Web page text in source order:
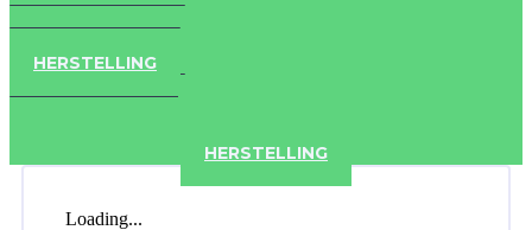
HERSTELLING
HERSTELLING
Loading...